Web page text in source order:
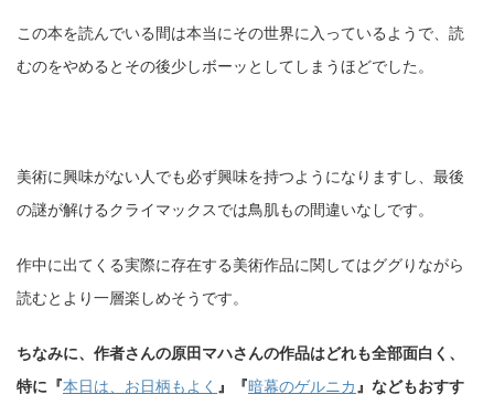
この本を読んでいる間は本当にその世界に入っているようで、読
むのをやめるとその後少しボーッとしてしまうほどでした。
美術に興味がない人でも必ず興味を持つようになりますし、最後
の謎が解けるクライマックスでは鳥肌もの間違いなしです。
作中に出てくる実際に存在する美術作品に関してはググりながら
読むとより一層楽しめそうです。
ちなみに、作者さんの原田マハさんの作品はどれも全部面白く、
特に 『本日は、お日柄もよく 』『暗幕のゲルニカ』 などもおすす